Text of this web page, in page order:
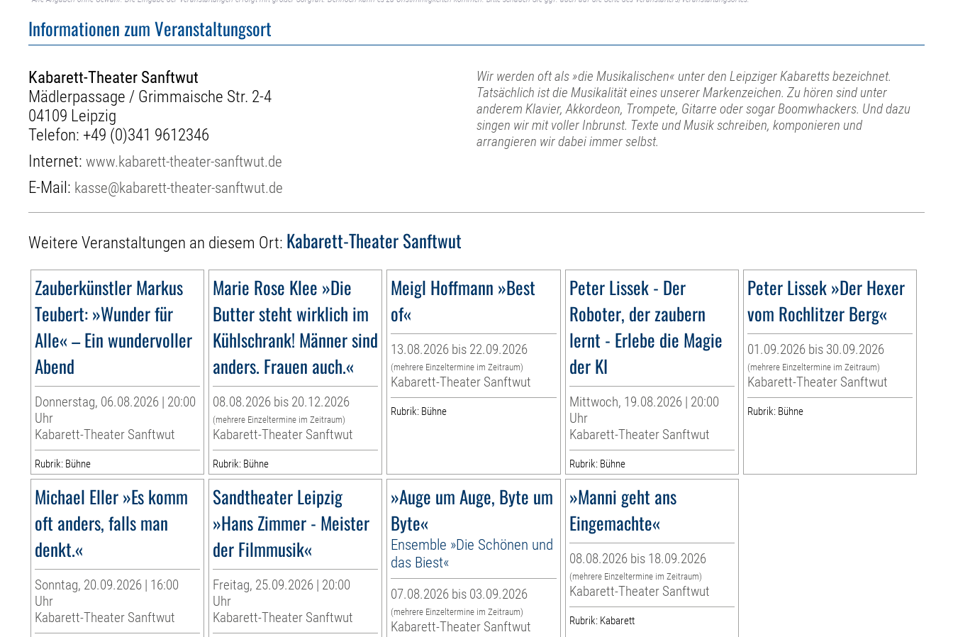
Informationen zum Veranstaltungsort
Kabarett-Theater Sanftwut
Mädlerpassage / Grimmaische Str. 2-4
04109 Leipzig
Telefon: +49 (0)341 9612346
Internet:www.kabarett-theater-sanftwut.de
E-Mail: kasse@kabarett-theater-sanftwut.de
Wir werden oft als »die Musikalischen« unter den Leipziger Kabaretts bezeichnet.
Tatsächlich ist die Musikalität eines unserer Markenzeichen. Zu hören sind unter
anderem Klavier, Akkordeon, Trompete, Gitarre oder sogar Boomwhackers. Und dazu
singen wir mit voller Inbrunst. Texte und Musik schreiben, komponieren und
arrangieren wir dabei immer selbst.
Weitere Veranstaltungen an diesem Ort: Kabarett-Theater Sanftwut
Zauberkünstler Markus
Teubert: »Wunder für
Alle« – Ein wundervoller
Abend
Donnerstag, 06.08.2026 | 20:00
Uhr
Kabarett-Theater Sanftwut
Rubrik: Bühne
Marie Rose Klee »Die
Butter steht wirklich im
Kühlschrank! Männer sind
anders. Frauen auch.«
08.08.2026 bis 20.12.2026
(mehrere Einzeltermine im Zeitraum)
Kabarett-Theater Sanftwut
Rubrik: Bühne
Meigl Hoffmann »Best
of«
13.08.2026 bis 22.09.2026
(mehrere Einzeltermine im Zeitraum)
Kabarett-Theater Sanftwut
Rubrik: Bühne
Peter Lissek - Der
Roboter, der zaubern
lernt - Erlebe die Magie
der KI
Mittwoch, 19.08.2026 | 20:00
Uhr
Kabarett-Theater Sanftwut
Rubrik: Bühne
Peter Lissek »Der Hexer
vom Rochlitzer Berg«
01.09.2026 bis 30.09.2026
(mehrere Einzeltermine im Zeitraum)
Kabarett-Theater Sanftwut
Rubrik: Bühne
Michael Eller »Es komm
oft anders, falls man
denkt.«
Sonntag, 20.09.2026 | 16:00
Uhr
Kabarett-Theater Sanftwut
Sandtheater Leipzig
»Hans Zimmer - Meister
der Filmmusik«
Freitag, 25.09.2026 | 20:00
Uhr
Kabarett-Theater Sanftwut
»Auge um Auge, Byte um
Byte«
Ensemble »Die Schönen und
das Biest«
07.08.2026 bis 03.09.2026
(mehrere Einzeltermine im Zeitraum)
Kabarett-Theater Sanftwut
»Manni geht ans
Eingemachte«
08.08.2026 bis 18.09.2026
(mehrere Einzeltermine im Zeitraum)
Kabarett-Theater Sanftwut
Rubrik: Kabarett